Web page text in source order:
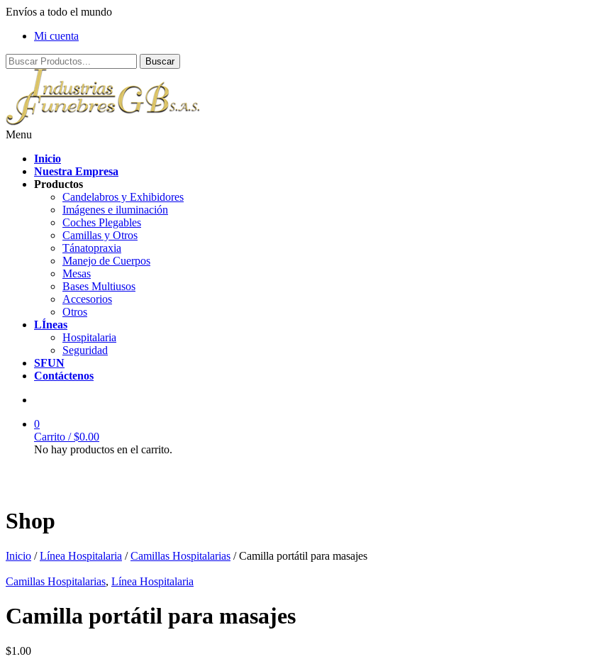
Envíos a todo el mundo
Mi cuenta
Menu
Inicio
Nuestra Empresa
Productos
Candelabros y Exhibidores
Imágenes e iluminación
Coches Plegables
Camillas y Otros
Tánatopraxia
Manejo de Cuerpos
Mesas
Bases Multiusos
Accesorios
Otros
LÍneas
Hospitalaria
Seguridad
SFUN
Contáctenos
0
Carrito /$0.00
No hay productos en el carrito.
Shop
Inicio /Línea Hospitalaria /Camillas Hospitalarias / Camilla portátil para masajes
Camillas Hospitalarias, Línea Hospitalaria
Camilla portátil para masajes
$1.00